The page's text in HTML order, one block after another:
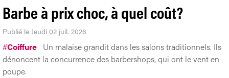
Barbe à prix choc, à quel coût?
Publié le Jeudi 02 juil. 2026
#Coiffure Un malaise grandit dans les salons traditionnels. Ils
dénoncent la concurrence des barbershops, qui ont le vent en
poupe.